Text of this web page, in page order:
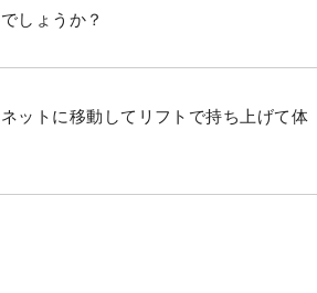
しょうか？
ットに移動してリフトで持ち上げて体